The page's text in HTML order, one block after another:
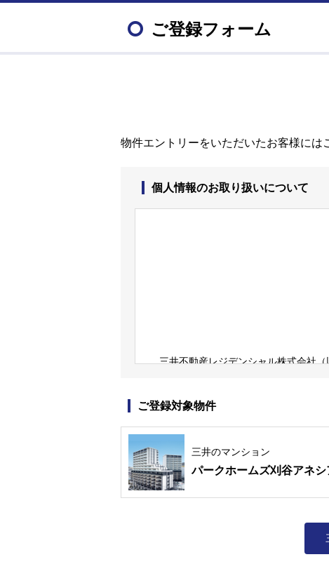
ご登録フォーム
物件エントリーをいただいたお客様には
個人情報のお取り扱いについて
三井不動産レジデンシャル株式会社（
なお、弊社の個人情報保護方針および
個人情報の取扱いについて
１．弊社は、資料請求・物件エントリ
ます）に関する以下記載の個人情報（
＜例として、以下の情報を取得します＞
ご登録対象物件
三井のマンション
パークホームズ刈谷アネシ